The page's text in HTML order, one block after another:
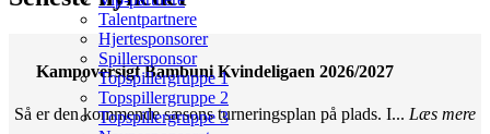
Talentpartnere
Hjertesponsorer
Spillersponsor
Topspillergruppe 1
Topspillergruppe 2
Topspillergruppe 3
Kampoversigt Bambuni Kvindeligaen 2026/2027
Så er den kommende sæsons turneringsplan på plads. I... Læs mere